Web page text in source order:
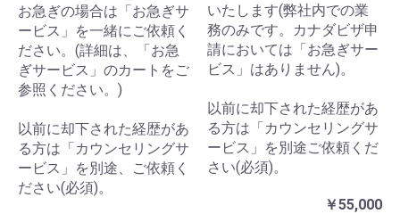
お急ぎの場合は「お急ぎサ
ービス」を一緒にご依頼く
ださい。(詳細は、「お急
ぎサービス」のカートをご
参照ください。)
以前に却下された経歴があ
る方は「カウンセリングサ
ービス」を別途、ご依頼く
ださい(必須)。
いたします(弊社内での業
務のみです。カナダビザ申
請においては「お急ぎサー
ビス」はありません)。
以前に却下された経歴があ
る方は「カウンセリングサ
ービス」を別途ご依頼くだ
さい(必須)。
￥55,000